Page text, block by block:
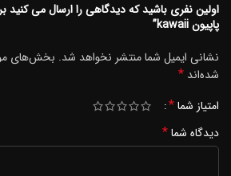
اولین نفری باشید که دیدگاهی را ارسال می کنید
پاپیون kawaii”
نشانی ایمیل شما منتشر نخواهد شد. بخش‌های
شده‌اند *
امتیاز شما*
دیدگاه شما*